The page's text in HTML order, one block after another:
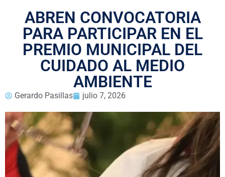
ABREN CONVOCATORIA
PARA PARTICIPAR EN EL
PREMIO MUNICIPAL DEL
CUIDADO AL MEDIO
AMBIENTE
Gerardo Pasillas julio 7, 2026